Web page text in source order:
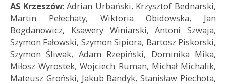
AS Krzeszów: Adrian Urbański, Krzysztof Bednarski,
Martin Pełechaty, Wiktoria Obidowska, Jan
Bogdanowicz, Ksawery Winiarski, Antoni Szwaja,
Szymon Fałowski, Szymon Sipiora, Bartosz Piskorski,
Szymon Śliwak, Adam Rzepiński, Dominika Mika,
Miłosz Wyrostek, Wojciech Ruman, Michał Michalik,
Mateusz Groński, Jakub Bandyk, Stanisław Piechota,